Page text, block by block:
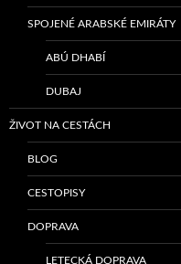
SPOJENÉ ARABSKÉ EMIRÁTY
ABÚ DHABÍ
DUBAJ
ŽIVOT NA CESTÁCH
BLOG
CESTOPISY
DOPRAVA
LETECKÁ DOPRAVA